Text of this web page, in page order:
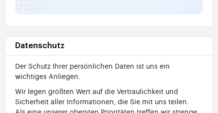
Datenschutz
Der Schutz Ihrer persönlichen Daten ist uns ein
wichtiges Anliegen.
Wir legen größten Wert auf die Vertraulichkeit und
Sicherheit aller Informationen, die Sie mit uns teilen.